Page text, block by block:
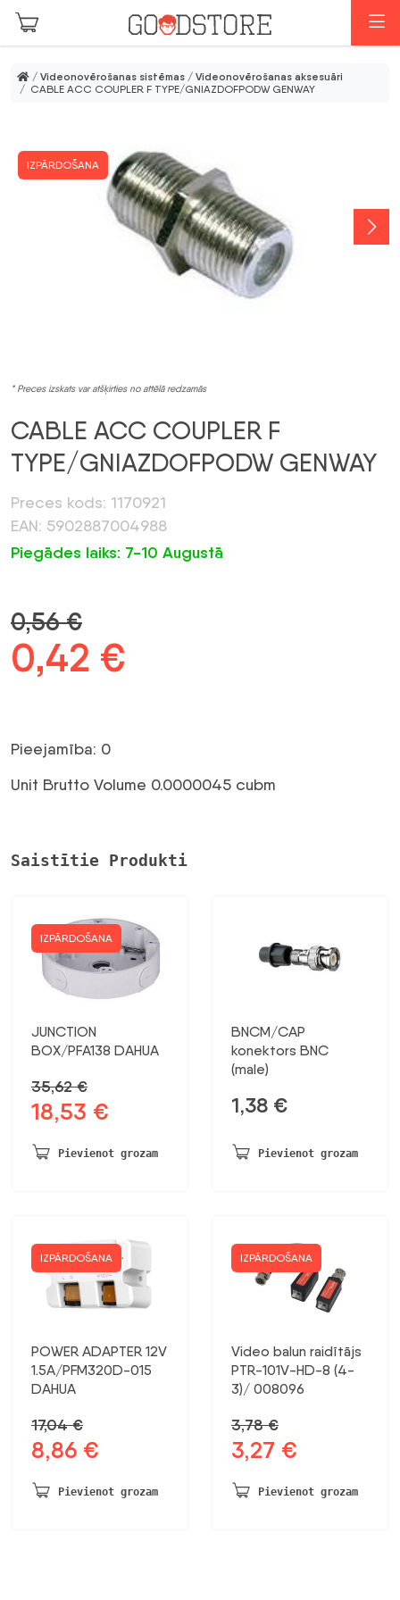
Skip to main content
/ Videonovērošanas sistēmas / Videonovērošanas aksesuāri
/ CABLE ACC COUPLER F TYPE/GNIAZDOFPODW GENWAY
IZPĀRDOŠANA
* Preces izskats var atšķirties no attēlā redzamās
CABLE ACC COUPLER F
TYPE/GNIAZDOFPODW GENWAY
Preces kods: 1170921
EAN: 5902887004988
Piegādes laiks: 7-10 Augustā
0,56€
Sākotnējā
bija:
0,56 €.
0,42 €
0,42 €.
Pieejamība: 0
Unit Brutto Volume 0.0000045 cubm
Saistītie Produkti
IZPĀRDOŠANA
JUNCTION
BOX/PFA138 DAHUA
35,62€
Sākotnējā
bija:
18,53 €
ir:
Pievienot grozam
BNCM/CAP
konektors BNC
(male)
1,38 €
Pievienot grozam
IZPĀRDOŠANA
POWER ADAPTER 12V
1.5A/PFM320D-015
DAHUA
17,04€
Sākotnējā
bija:
8,86 €
ir:
Pievienot grozam
IZPĀRDOŠANA
Video balun raidītājs
PTR-101V-HD-8 (4-
3)/ 008096
3,78€
Sākotnējā
bija:
3,27 €
ir:
Pievienot grozam